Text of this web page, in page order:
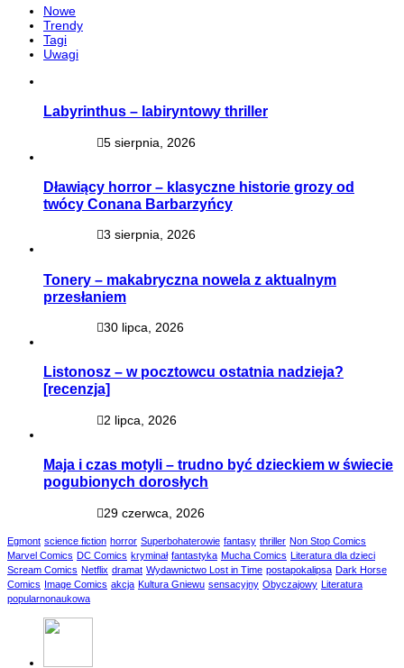
Nowe
Trendy
Tagi
Uwagi
Labyrinthus – labiryntowy thriller
5 sierpnia, 2026
Dławiący horror – klasyczne historie grozy od
twócy Conana Barbarzyńcy
3 sierpnia, 2026
Tonery – makabryczna nowela z aktualnym
przesłaniem
30 lipca, 2026
Listonosz – w pocztowcu ostatnia nadzieja?
[recenzja]
2 lipca, 2026
Maja i czas motyli – trudno być dzieckiem w świecie
pogubionych dorosłych
29 czerwca, 2026
Egmont science fiction horror Superbohaterowie fantasy thriller Non Stop Comics
Marvel Comics DC Comics kryminał fantastyka Mucha Comics Literatura dla dzieci
Scream Comics Netflix dramat Wydawnictwo Lost in Time postapokalipsa Dark Horse
Comics Image Comics akcja Kultura Gniewu sensacyjny Obyczajowy Literatura
popularnonaukowa